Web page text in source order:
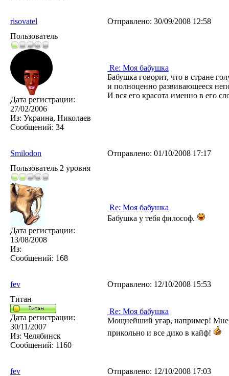
risovatel Отправлено: 30/09/2008 12:58
Пользователь
Дата регистрации:
27/02/2006
Из: Украина, Николаев
Сообщений: 34
Re: Моя бабушка
Бабушка говорит, что в стране
и полноценно развивающееся
И вся его красота именно в его
Smilodon Отправлено: 01/10/2008 17:17
Пользователь 2 уровня
Дата регистрации:
13/08/2008
Из:
Сообщений: 168
Re: Моя бабушка
Бабушка у тебя философ.
fev Отправлено: 12/10/2008 15:53
Титан
Дата регистрации:
30/11/2007
Из: Челябинск
Сообщений: 1160
Re: Моя бабушка
Мощнейший угар, например! Мне,
прикольно и все дико в кайф!
fev Отправлено: 12/10/2008 17:03